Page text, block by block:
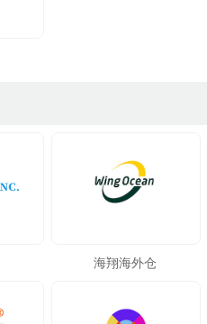
海翔海外仓